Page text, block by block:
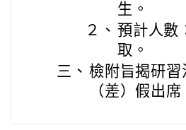
生。
２、 預計人數
取。
三、 檢附旨揭研
（差）假出席